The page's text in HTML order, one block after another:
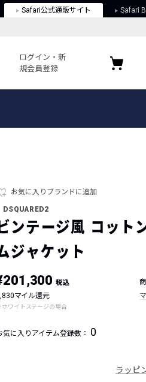
Safari公式通販サイト Safari
ログイン・新
規会員登録
ー
お気に入りブラン
お気に入りブランドに追加
DSQUARED2
ンテージ風 コット
ジャケット
税込
マイル還元
ワイトステージの場合
気に入りアイテム登録数： 0
ラッピ